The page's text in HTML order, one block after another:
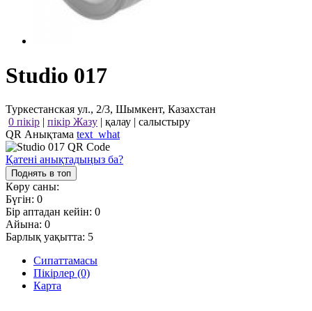
Studio 017
Туркестанская ул., 2/3, Шымкент, Казахстан
0 пікір | пікір Жазу | қалау | салыстыру
QR Анықтама text_what
Қатені анықтадыңыз ба?
Поднять в топ
Көру саны:
Бүгін: 0
Бір аптадан кейін: 0
Айына: 0
Барлық уақытта: 5
Сипаттамасы
Пікірлер (0)
Карта